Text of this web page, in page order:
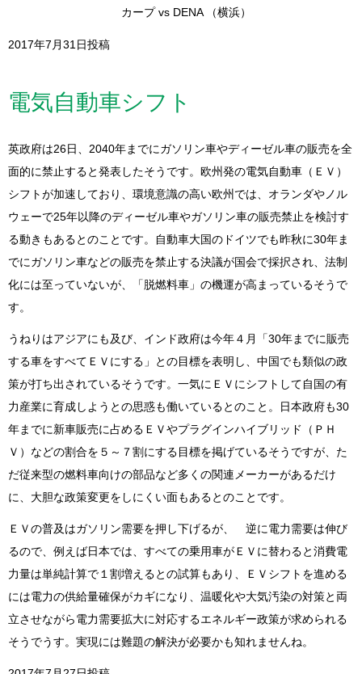
カープ vs DENA （横浜）
2017年7月31日投稿
電気自動車シフト
英政府は26日、2040年までにガソリン車やディーゼル車の販売を全
面的に禁止すると発表したそうです。欧州発の電気自動車（ＥＶ）
シフトが加速しており、環境意識の高い欧州では、オランダやノル
ウェーで25年以降のディーゼル車やガソリン車の販売禁止を検討す
る動きもあるとのことです。自動車大国のドイツでも昨秋に30年ま
でにガソリン車などの販売を禁止する決議が国会で採択され、法制
化には至っていないが、「脱燃料車」の機運が高まっているそうで
す。
うねりはアジアにも及び、インド政府は今年４月「30年までに販売
する車をすべてＥＶにする」との目標を表明し、中国でも類似の政
策が打ち出されているそうです。一気にＥＶにシフトして自国の有
力産業に育成しようとの思惑も働いているとのこと。日本政府も30
年までに新車販売に占めるＥＶやプラグインハイブリッド（ＰＨ
Ｖ）などの割合を５～７割にする目標を掲げているそうですが、た
だ従来型の燃料車向けの部品など多くの関連メーカーがあるだけ
に、大胆な政策変更をしにくい面もあるとのことです。
ＥＶの普及はガソリン需要を押し下げるが、 逆に電力需要は伸び
るので、例えば日本では、すべての乗用車がＥＶに替わると消費電
力量は単純計算で１割増えるとの試算もあり、ＥＶシフトを進める
には電力の供給量確保がカギになり、温暖化や大気汚染の対策と両
立させながら電力需要拡大に対応するエネルギー政策が求められる
そうでうす。実現には難題の解決が必要かも知れませんね。